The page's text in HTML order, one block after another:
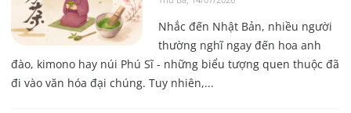
Nhắc đến Nhật Bản, nhiều người
thường nghĩ ngay đến hoa anh
đào, kimono hay núi Phú Sĩ - những biểu tượng quen thuộc đã
đi vào văn hóa đại chúng. Tuy nhiên,...